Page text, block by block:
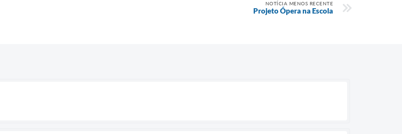
NOTÍCIA MENOS RECENTE
Projeto Ópera na Escola